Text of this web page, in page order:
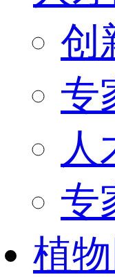
创
专
人
专
植